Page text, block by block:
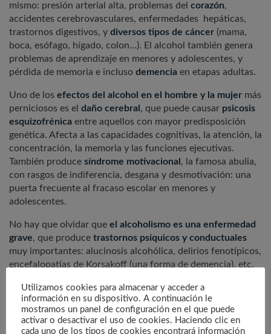
mismo: presión arterial alta, problemas del corazón,
accidentes cerebrovasculares, enfermedades hepáticas,
trastornos digestivos, y diversos tipos de cáncer (mama,
boca, esófago, hígado, colon…). El alcohol también genera
problemas de aprendizaje en menores y adolescentes, y
pérdida de memoria e incluso demencia en etapas adultas.
Uno de los efectos del alcohol en el hombre y la mujer más
perniciosos es el daño cerebral , que puede causar psicosis
esquizofrénica entre aquellos con mayor predisposición
genética. Afecta a las capacidades cognitivas, la atención, la
concentración, la memoria y las funciones ejecutivas.
También produce síndrome motivacional , la famosa abulia,
con rasgos de indiferencia, desgana y desmotivación: una
puerta frecuente al fracaso escolar en menores y
adolescentes.
No hay que olvidar que el alcoholismo es una enfermedad
grave, que produce trastornos psíquicos y conductuales
muy importantes: alucinosis alcohólica, delirios fenotípicos,
encefalopatías de Korsakoff (una forma de demencia), etc.
alcoholismo y enfermedad mental, pudiendo un trastorno
alimentar al otro y viceversa.
Utilizamos cookies para almacenar y acceder a
información en su dispositivo. A continuación le
mostramos un panel de configuración en el que puede
activar o desactivar el uso de cookies. Haciendo clic en
cada uno de los tipos de cookies encontrará información